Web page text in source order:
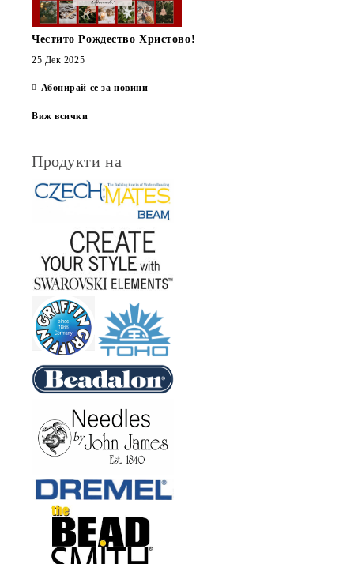
Честито Рождество Христово!
25 Дек 2025
Абонирай се за новини
Виж всички
Продукти на